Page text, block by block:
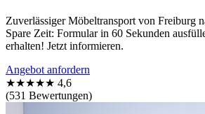
Zuverlässiger Möbeltransport von Freiburg
Spare Zeit: Formular in 60 Sekunden
erhalten! Jetzt informieren.
Angebot anfordern
★★★★★ 4,6
(531 Bewertungen)